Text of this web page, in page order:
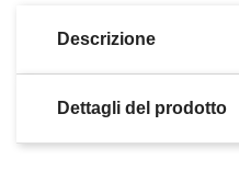
Descrizione
Dettagli del prodotto